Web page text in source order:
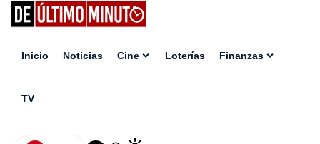
Inicio Noticias Cine Loterías Finanzas
TV